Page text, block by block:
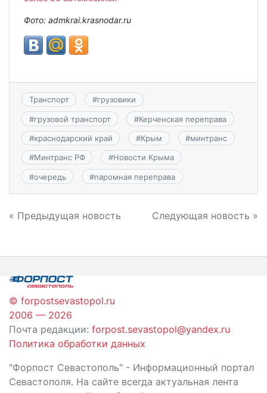
Фото: admkrai.krasnodar.ru
Транспорт #грузовики
#грузовой транспорт #Керченская переправа
#краснодарский край #Крым #минтранс
#Минтранс РФ #Новости Крыма
#очередь #паромная переправа
Навигация
записям
« Предыдущая новость Следующая новость »
© forpostsevastopol.ru
2006 — 2026
Почта редакции: forpost.sevastopol@yandex.ru
Политика обработки данных
"Форпост Севастополь" - Информационный портал
Севастополя. На сайте всегда актуальная лента